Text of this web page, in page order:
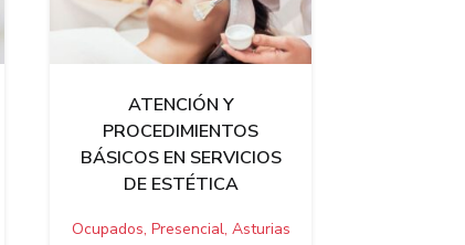
ATENCIÓN Y
PROCEDIMIENTOS
BÁSICOS EN SERVICIOS
DE ESTÉTICA
Ocupados, Presencial, Asturias